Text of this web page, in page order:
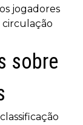
jogadores
sobre